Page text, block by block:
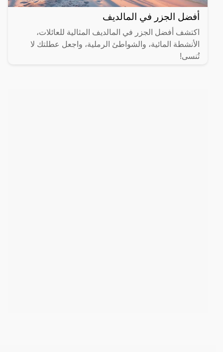
أفضل الجزر في المالديف
اكتشف أفضل الجزر في المالديف المثالية للعائلات،
الأنشطة المائية، والشواطئ الرملية، واجعل عطلتك لا
تُنسى!